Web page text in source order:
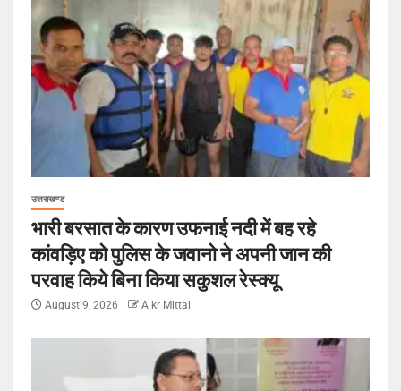
उत्तराखण्ड
भारी बरसात के कारण उफनाई नदी में बह रहे
कांवड़िए को पुलिस के जवानो ने अपनी जान की
परवाह किये बिना किया सकुशल रेस्क्यू
August 9, 2026 A kr Mittal